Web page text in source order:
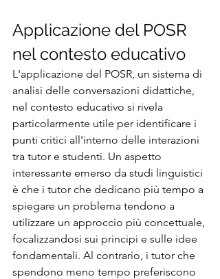
Applicazione del POSR
nel contesto educativo
L'applicazione del POSR, un sistema di
analisi delle conversazioni didattiche,
nel contesto educativo si rivela
particolarmente utile per identificare i
punti critici all'interno delle interazioni
tra tutor e studenti. Un aspetto
interessante emerso da studi linguistici
è che i tutor che dedicano più tempo a
spiegare un problema tendono a
utilizzare un approccio più concettuale,
focalizzandosi sui principi e sulle idee
fondamentali. Al contrario, i tutor che
spendono meno tempo preferiscono